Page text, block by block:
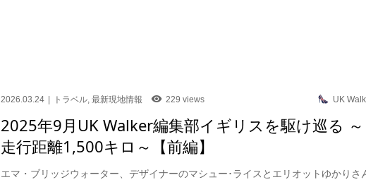
2026.03.24 トラベル,最新現地情報 229 views UK
2025年9月UK Walker編集部イギリスを駆け巡る ～
走行距離1,500キロ～【前編】
エマ・ブリッジウォーター、デザイナーのマシュー･ライスとエリオットゆかりさ